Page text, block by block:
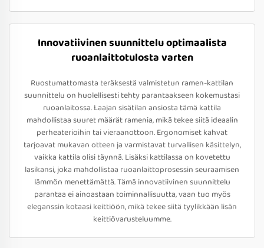
Innovatiivinen suunnittelu optimaalista
ruoanlaittotulosta varten
Ruostumattomasta teräksestä valmistetun ramen-kattilan
suunnittelu on huolellisesti tehty parantaakseen kokemustasi
ruoanlaitossa. Laajan sisätilan ansiosta tämä kattila
mahdollistaa suuret määrät ramenia, mikä tekee siitä ideaalin
perheaterioihin tai vieraanottoon. Ergonomiset kahvat
tarjoavat mukavan otteen ja varmistavat turvallisen käsittelyn,
vaikka kattila olisi täynnä. Lisäksi kattilassa on kovetettu
lasikansi, joka mahdollistaa ruoanlaittoprosessin seuraamisen
lämmön menettämättä. Tämä innovatiivinen suunnittelu
parantaa ei ainoastaan toiminnallisuutta, vaan tuo myös
eleganssin kotaasi keittiöön, mikä tekee siitä tyylikkään lisän
keittiövarusteluumme.